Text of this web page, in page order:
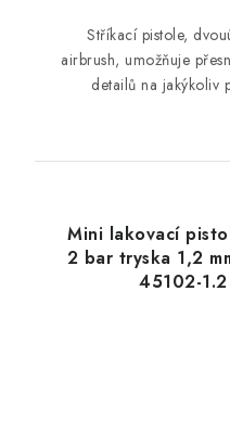
Stříkací pistole,
airbrush, umožňuje
detailů na jakýkoliv
Mini lakovací
2 bar tryska 1,2
45102-1.2